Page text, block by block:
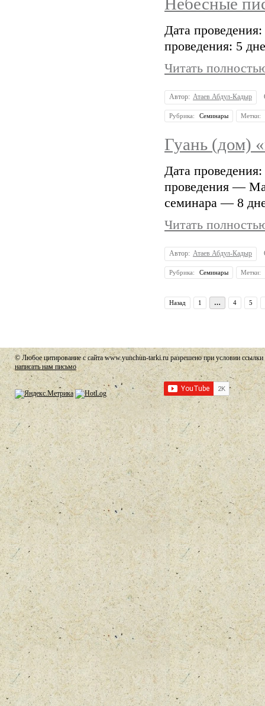
Небесные
Дата
проведения: 5
Читать
Автор: Атаев Абдул-Кадыр
Рубрика: Семинары Метки:
Гуань (дом)
Дата
проведения —
семинара — 8
Читать
Автор: Атаев Абдул-Кадыр
Рубрика: Семинары Метки:
Назад 1 … 4 5
© Любое цитирование с сайта www.yunchun-tarki.ru разрешено при условии ссылки
написать нам письмо